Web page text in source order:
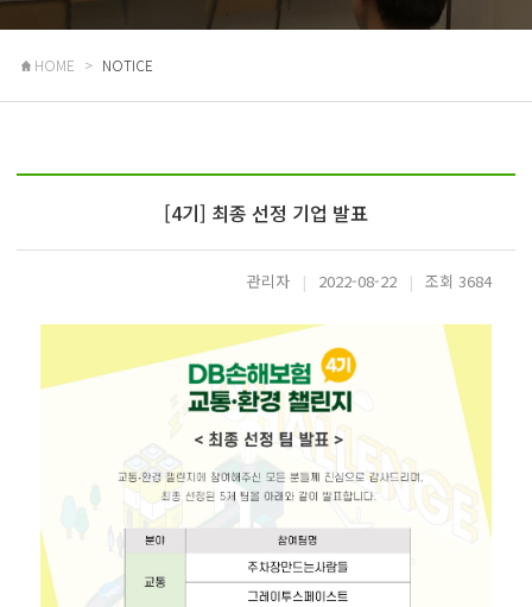
HOME NOTICE
[4기] 최종 선정 기업 발표
관리자 | 2022-08-22 | 조회 3684